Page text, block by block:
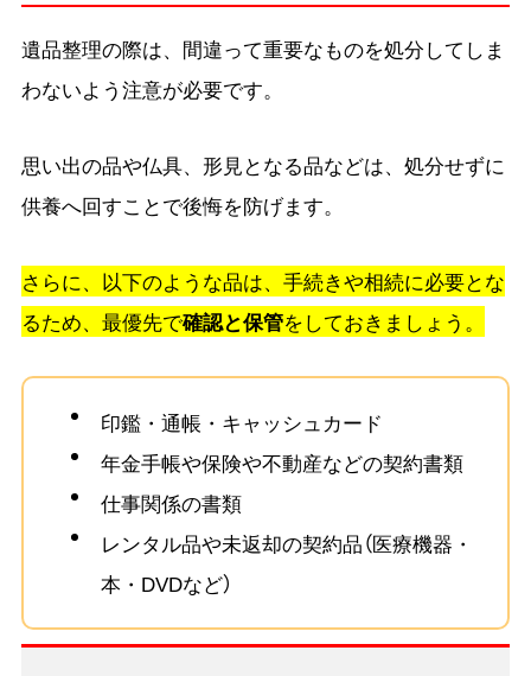
遺品整理の際は、間違って重要なものを処分してしま
わないよう注意が必要です。
思い出の品や仏具、形見となる品などは、処分せずに
供養へ回すことで後悔を防げます。
さらに、以下のような品は、手続きや相続に必要とな
るため、最優先で確認と保管をしておきましょう。
印鑑・通帳・キャッシュカード
年金手帳や保険や不動産などの契約書類
仕事関係の書類
レンタル品や未返却の契約品（医療機器・
本・DVDなど）